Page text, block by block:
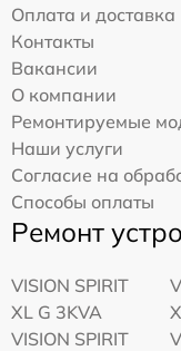
Оплата и доставка
Контакты
Вакансии
О компании
Ремонтируемые
Наши услуги
Согласие на
Способы оплаты
Ремонт
VISION SPIRIT
XL G 3KVA
VISION SPIRIT